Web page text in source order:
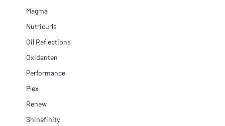
Magma
Nutricurls
Oil Reflections
Oxidanten
Performance
Plex
Renew
Shinefinity